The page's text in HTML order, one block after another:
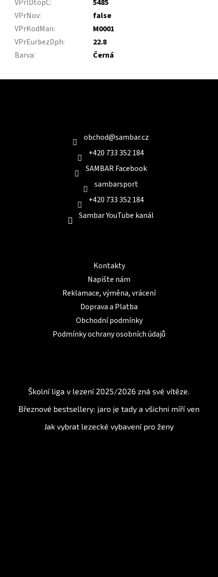
VPrIDtopC:
5485
VPrNov:
false
VPrKodMan:
M0001
VPrEurbezDph:
22.8
Barva: Černá
obchod@sambar.cz
+420 733 352 184
SAMBAR Facebook
sambarsport
+420 733 352 184
Sambar YouTube kanál
Kontakty
Napište nám
Reklamace, výměna, vrácení
Doprava a Platba
Obchodní podmínky
Podmínky ochrany osobních údajů
Školní liga v lezení 2025/2026 zná své vítěze.
Březnové bestsellery: jaro je tady a všichni míří ven
Jak vybrat lezecké vybavení pro ženy